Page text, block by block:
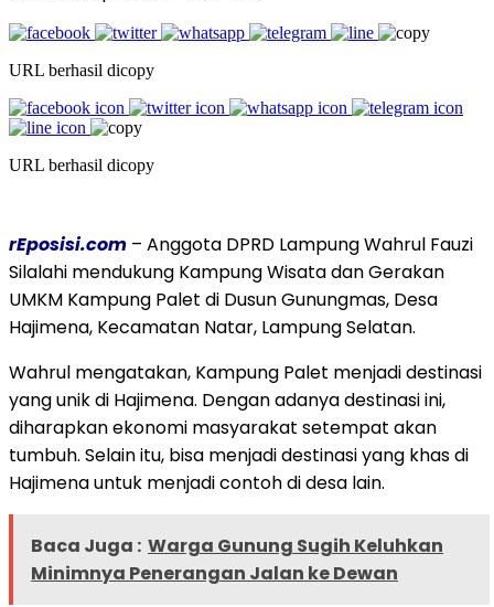
URL berhasil dicopy
URL berhasil dicopy
rEposisi.com – Anggota DPRD Lampung Wahrul Fauzi
Silalahi mendukung Kampung Wisata dan Gerakan
UMKM Kampung Palet di Dusun Gunungmas, Desa
Hajimena, Kecamatan Natar, Lampung Selatan.
Wahrul mengatakan, Kampung Palet menjadi destinasi
yang unik di Hajimena. Dengan adanya destinasi ini,
diharapkan ekonomi masyarakat setempat akan
tumbuh. Selain itu, bisa menjadi destinasi yang khas di
Hajimena untuk menjadi contoh di desa lain.
Baca Juga : Warga Gunung Sugih Keluhkan
Minimnya Penerangan Jalan ke Dewan